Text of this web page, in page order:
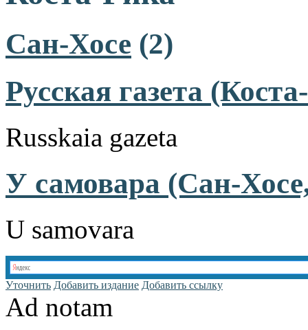
Сан-Хосе (2)
Русская газета
Russkaia gazeta
У самовара (Сан-
U samovara
Уточнить Добавить издание Добавить ссылку
Ad notam